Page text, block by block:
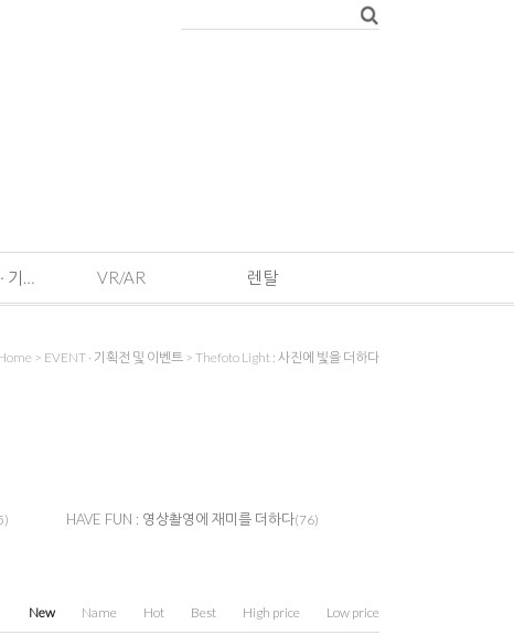
EVENT · 기획전 및 이벤트 VR/AR 렌탈
> EVENT · 기획전 및 이벤트 > Thefoto Light : 사진에 빛을 더하다
HAVE FUN : 영상촬영에 재미를 더하다(76)
New Name Hot Best High price Low price